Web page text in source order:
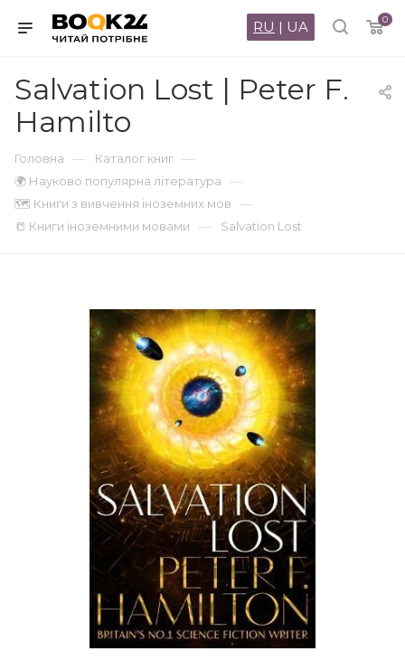
0
RU | UA
Salvation Lost | Peter F.
Hamilto
Головна — Каталог книг —
🌍 Науково популярна література —
🗺 Книги з вивчення іноземних мов —
📒 Книги іноземними мовами — Salvation Lost